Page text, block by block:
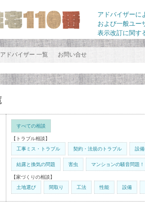
アドバイザーに
および一般ユー
表示改訂に関す
アドバイザー 一覧 お問い合せ
すべての相談
【トラブル相談】
工事ミス・トラブル
契約・法規のトラブル 設
結露と換気の問題 害虫 マンションの騒音問題！
【家づくりの相談】
土地選び
間取り 工法 性能 設備